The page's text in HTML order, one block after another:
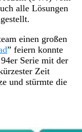
alle Lösungen
einen großen
” feiern konnte
Serie mit der
Zeit
und stürmte die